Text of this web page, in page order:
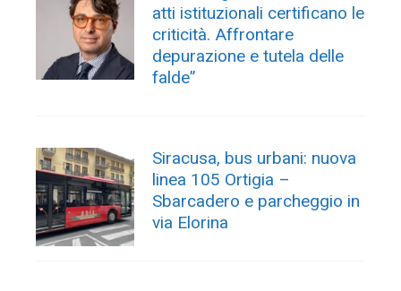
atti istituzionali certificano le
criticità. Affrontare
depurazione e tutela delle
falde”
Siracusa, bus urbani: nuova
linea 105 Ortigia –
Sbarcadero e parcheggio in
via Elorina